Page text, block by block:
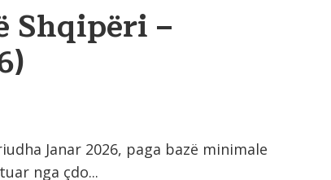
Shqipëri –
Janar 2026, paga bazë minimale
nga çdo...